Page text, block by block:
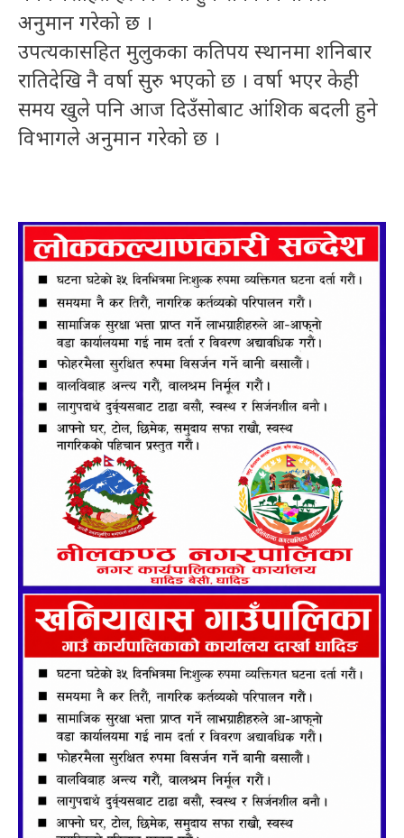
अनुमान गरेको छ ।
उपत्यकासहित मुलुकका कतिपय स्थानमा शनिबार
रातिदेखि नै वर्षा सुरु भएको छ । वर्षा भएर केही
समय खुले पनि आज दिउँसोबाट आंशिक बदली हुने
विभागले अनुमान गरेको छ ।